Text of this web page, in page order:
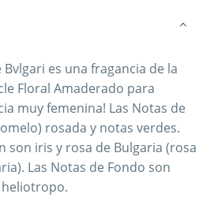
es una fragancia de la
Floral Amaderado para
muy femenina! Las Notas de
rosada y notas verdes.
son iris y rosa de Bulgaria (rosa
Las Notas de Fondo son